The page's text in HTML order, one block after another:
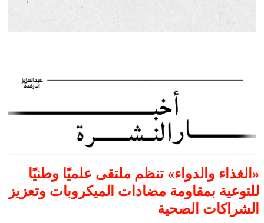
«الغذاء والدواء» تنظم ملتقى علميًا وطنيًا
للتوعية بمقاومة مضادات الميكروبات وتعزيز
الشراكات الصحية